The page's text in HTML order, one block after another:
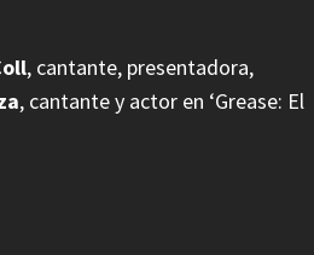
, cantante, presentadora,
, cantante y actor en ‘Grease: El